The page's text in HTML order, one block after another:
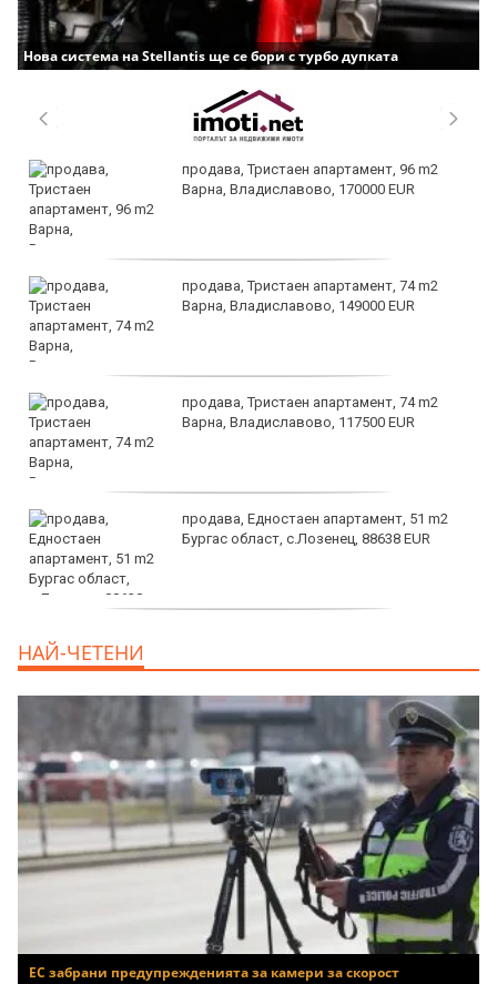
Нова система на Stellantis ще се бори с турбо дупката
продава, Тристаен апартамент, 96 m2
Варна, Владиславово, 170000 EUR
продава, Тристаен апартамент, 74 m2
Варна, Владиславово, 149000 EUR
продава, Тристаен апартамент, 74 m2
Варна, Владиславово, 117500 EUR
продава, Едностаен апартамент, 51 m2
Бургас област, с.Лозенец, 88638 EUR
EUR
НАЙ-ЧЕТЕНИ
ЕС забрани предупрежденията за камери за скорост